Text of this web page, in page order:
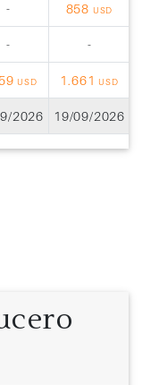
- 858 USD
- -
USD 1.661 USD
2026 19/09/2026